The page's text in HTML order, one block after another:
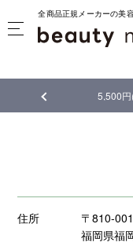
全商品正規メーカーの美
5,500
住所
〒810-
福岡県福